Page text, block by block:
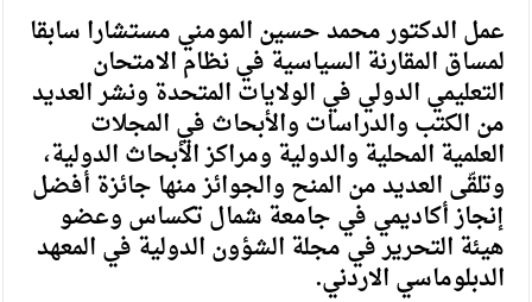
عمل الدكتور محمد حسين المومني مستشارا سابقا
لمساق المقارنة السياسية في نظام الامتحان
التعليمي الدولي في الولايات المتحدة ونشر العديد
من الكتب والدراسات والأبحاث في المجلات
العلمية المحلية والدولية ومراكز الأبحاث الدولية،
وتلقّى العديد من المنح والجوائز منها جائزة أفضل
إنجاز أكاديمي في جامعة شمال تكساس وعضو
هيئة التحرير في مجلة الشؤون الدولية في المعهد
الدبلوماسي الاردني.